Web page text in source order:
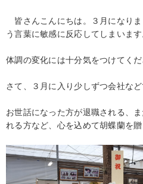
皆さんこんにちは。３月になり
う言葉に敏感に反応してしまいます
体調の変化には十分気をつけてくだ
さて、３月に入り少しずつ会社な
お世話になった方が退職される、
れる方など、心を込めて胡蝶蘭を